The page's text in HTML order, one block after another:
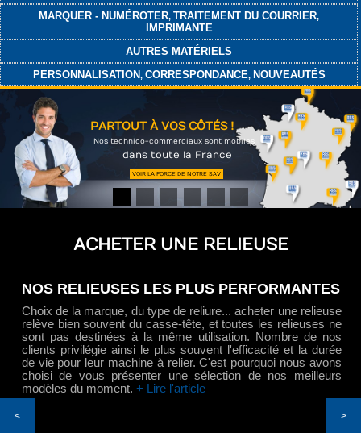
MARQUER - NUMÉROTER,TRAITEMENT DU COURRIER,
IMPRIMANTE
AUTRES MATÉRIELS
PERSONNALISATION, CORRESPONDANCE, NOUVEAUTÉS
PARTOUT À VOS CÔTÉS !
Nos technico-commerciaux sont mobiles
dans toute la France
VOIR LA FORCE DE NOTRE SAV
ACHETER UNE RELIEUSE
NOS RELIEUSES LES PLUS PERFORMANTES
Choix de la marque, du type de reliure... acheter une relieuse
relève bien souvent du casse-tête, et toutes les relieuses ne
sont pas destinées à la même utilisation. Nombre de nos
clients privilégie ainsi le plus souvent l'efficacité et la durée
de vie pour leur machine à relier. C'est pourquoi nous avons
choisi de vous présenter une sélection de nos meilleurs
modèles du moment. + Lire l'article
< >